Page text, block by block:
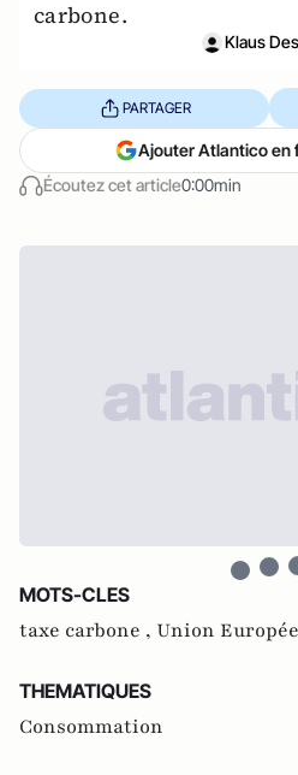
carbone.
Klaus
Écoutez cet article0:00min
PARTAGER
Ajouter Atlantico en
MOTS-CLES
taxe carbone , Union
THEMATIQUES
Consommation